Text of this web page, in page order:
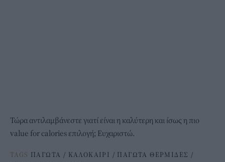
Τώρα αντιλαμβάνεστε γιατί είναι η καλύτερη και ίσως η πιο
value for calories επιλογή; Ευχαριστώ.
TAGS ΠΑΓΩΤΑ / ΚΑΛΟΚΑΙΡΙ / ΠΑΓΩΤΑ ΘΕΡΜΙΔΕΣ /